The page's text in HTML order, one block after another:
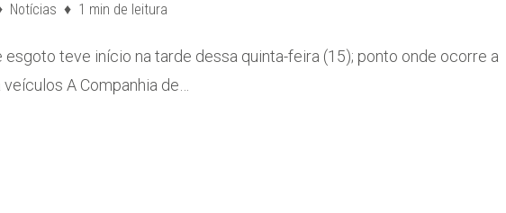
Notícias 1 min de leitura
teve início na tarde dessa quinta-feira (15); ponto onde ocorre a
A Companhia de…